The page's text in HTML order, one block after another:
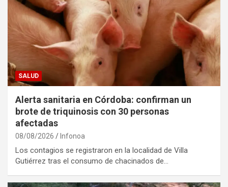
SALUD
Alerta sanitaria en Córdoba: confirman un
brote de triquinosis con 30 personas
afectadas
08/08/2026 Infonoa
Los contagios se registraron en la localidad de Villa
Gutiérrez tras el consumo de chacinados de…